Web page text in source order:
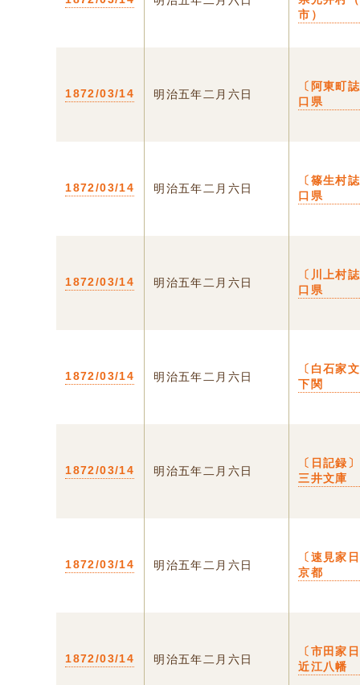
市）
1872/03/14 明治五年二月六日
〔阿東町
口県
1872/03/14 明治五年二月六日
〔篠生村
口県
1872/03/14 明治五年二月六日
〔川上村
口県
1872/03/14 明治五年二月六日
〔白石家
下関
1872/03/14 明治五年二月六日
〔日記録
三井文庫
1872/03/14 明治五年二月六日
〔速見家
京都
1872/03/14 明治五年二月六日
〔市田家
近江八幡